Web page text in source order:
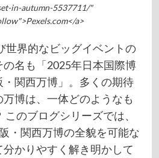
in-autumn-5537711/"
a>
世界的なビッグイベントの
名も「2025年日本国際博
関西万博」。多くの期待
博は、一体どのようなも
のブログシリーズでは、
・関西万博の全貌を可能な
かりやすく解き明かして